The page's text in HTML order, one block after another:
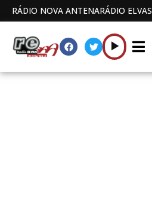
RÁDIO NOVA ANTENARÁDIO ELVAS